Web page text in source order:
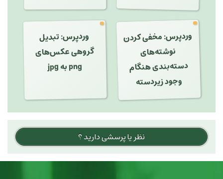
وردپرس: مخفی کردن
نوشته‌های
دسته‌بندی هنگام
وجود زیردسته
وردپرس: تبدیل
گروهی عکس‌های
png به jpg
نظر یا پرسشی دارید ؟